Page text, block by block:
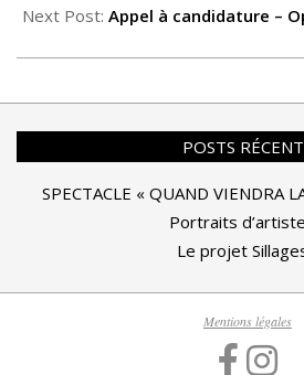
Next Post: Appel à candidature –
POSTS
SPECTACLE « QUAND VIENDRA
Portraits
Le projet
Mentions légales